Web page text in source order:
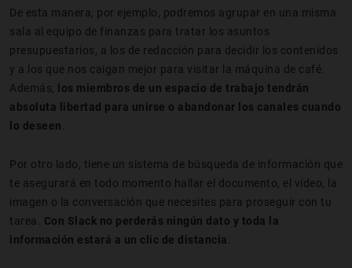
De esta manera, por ejemplo, podremos agrupar en una misma
sala al equipo de finanzas para tratar los asuntos
presupuestarios, a los de redacción para decidir los contenidos
y a los que nos caigan mejor para visitar la máquina de café.
Además,
los miembros de un espacio de trabajo tendrán
absoluta libertad para unirse o abandonar los canales cuando
lo deseen.
Por otro lado, tiene un sistema de búsqueda de información que
te asegurará en todo momento hallar el documento, el vídeo, la
imagen o la conversación que necesites para proseguir con tu
tarea. Con Slack no perderás ningún dato y toda la
información estará a un clic de distancia.